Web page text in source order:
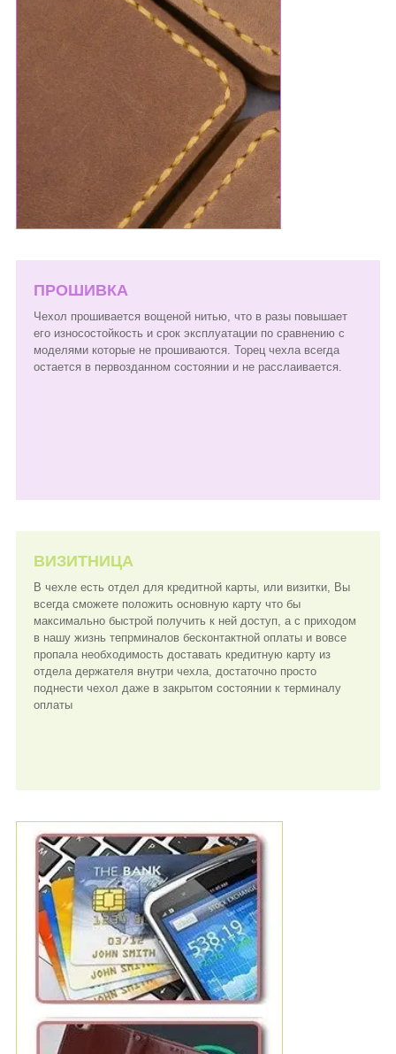
ПРОШИВКА
Чехол прошивается вощеной нитью, что в разы повышает
его износостойкость и срок эксплуатации по сравнению с
моделями которые не прошиваются. Торец чехла всегда
остается в первозданном состоянии и не расслаивается.
ВИЗИТНИЦА
В чехле есть отдел для кредитной карты, или визитки, Вы
всегда сможете положить основную карту что бы
максимально быстрой получить к ней доступ, а с приходом
в нашу жизнь тепрминалов бесконтактной оплаты и вовсе
пропала необходимость доставать кредитную карту из
отдела держателя внутри чехла, достаточно просто
поднести чехол даже в закрытом состоянии к терминалу
оплаты